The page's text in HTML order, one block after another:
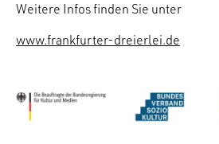
Weitere Infos finden Sie unter
www.frankfurter-dreierlei.de